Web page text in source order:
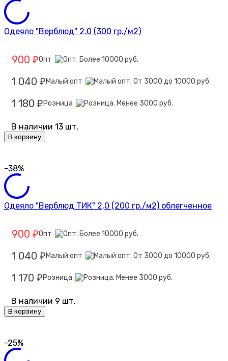
Одеяло "Верблюд" 2.0 (300 гр./м2)
900 ₽Опт
1 040 ₽ Малый опт
1 180 ₽ Розница
В наличии 13 шт.
В корзину
-38%
Одеяло "Верблюд ТИК" 2,0 (200 гр./м2) облегченное
900 ₽Опт
1 040 ₽ Малый опт
1 170 ₽ Розница
В наличии 9 шт.
В корзину
-25%